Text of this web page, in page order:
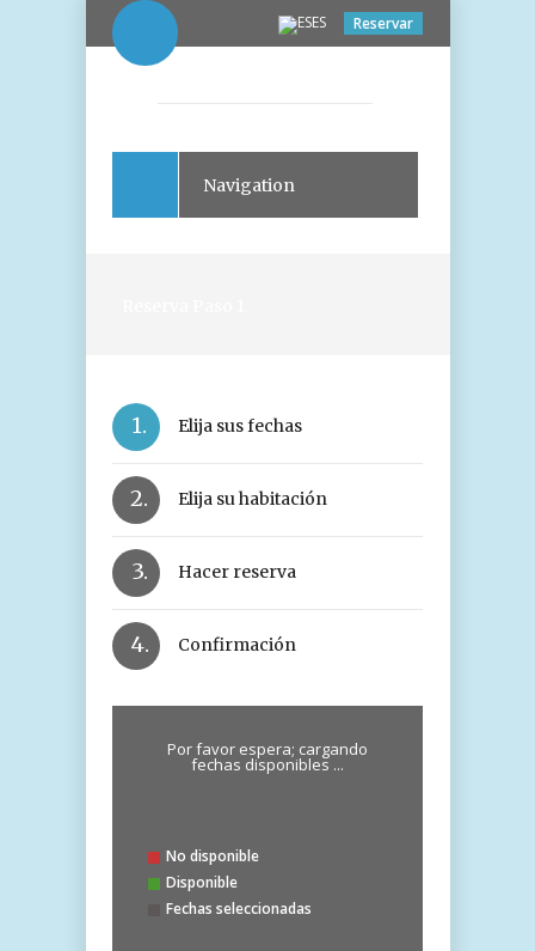
Reservar
ES
Navigation
1. Elija sus fechas
2. Elija su habitación
3. Hacer reserva
4. Confirmación
Por favor espera; cargando
fechas disponibles ...
No disponible
Disponible
Fechas seleccionadas